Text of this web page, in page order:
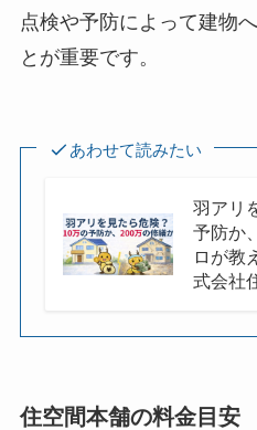
点検や予防によって建物
とが重要です。
あわせて読みたい
羽アリ
予防か
ロが教
式会社
住空間本舗の料金目安